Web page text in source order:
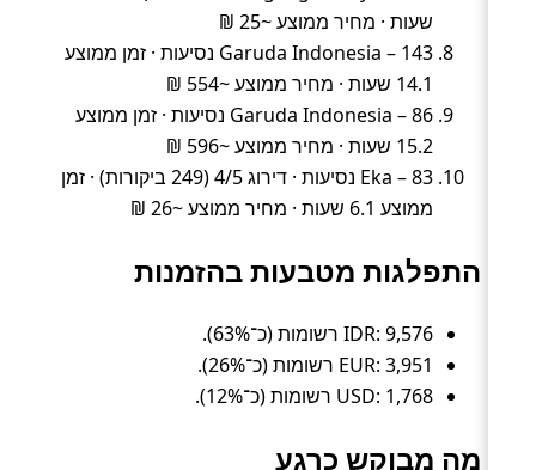
שעות · מחיר ממוצע ~25 ₪
Garuda Indonesia – 143 נסיעות · זמן ממוצע
14.1 שעות · מחיר ממוצע ~554 ₪
Garuda Indonesia – 86 נסיעות · זמן ממוצע
15.2 שעות · מחיר ממוצע ~596 ₪
Eka – 83 נסיעות · דירוג 4/5 (249 ביקורות) · זמן
ממוצע 6.1 שעות · מחיר ממוצע ~26 ₪
התפלגות מטבעות בהזמנות
IDR: 9,576 רשומות (כ־63%).
EUR: 3,951 רשומות (כ־26%).
USD: 1,768 רשומות (כ־12%).
מה מבוקש כרגע